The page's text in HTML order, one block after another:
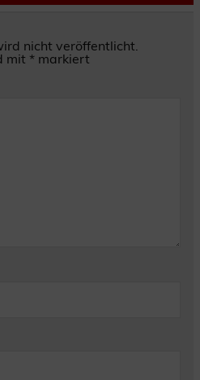
nicht veröffentlicht.
mit * markiert